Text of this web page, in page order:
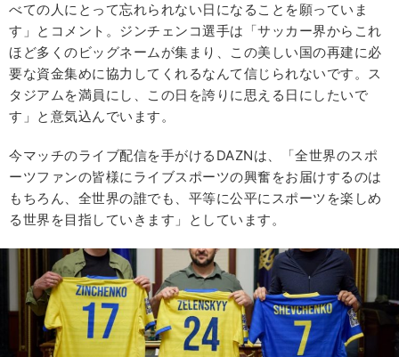
べての人にとって忘れられない日になることを願っていま
す」とコメント。ジンチェンコ選手は「サッカー界からこれ
ほど多くのビッグネームが集まり、この美しい国の再建に必
要な資金集めに協力してくれるなんて信じられないです。ス
タジアムを満員にし、この日を誇りに思える日にしたいで
す」と意気込んでいます。
今マッチのライブ配信を手がけるDAZNは、「全世界のスポ
ーツファンの皆様にライブスポーツの興奮をお届けするのは
もちろん、全世界の誰でも、平等に公平にスポーツを楽しめ
る世界を目指していきます」としています。